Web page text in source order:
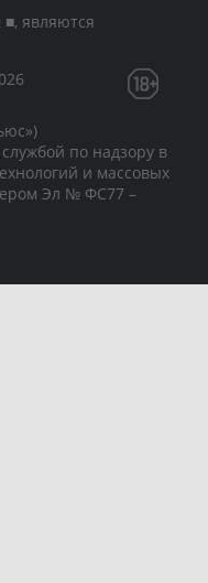
являются
по надзору в
и массовых
Эл № ФС77 –